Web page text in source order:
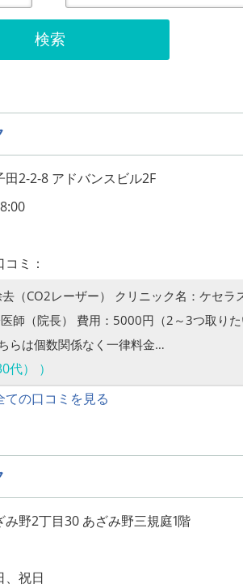
検索
2-2-8 アドバンスビル2F
ミ：
（CO2レーザー） クリニック名：ケセラ
師（院長） 費用：5000円（2～3つ取り
らは個数関係なく一律料金…
代） ）
の口コミを見る
野2丁目30 あざみ野三規庭1階
、祝日